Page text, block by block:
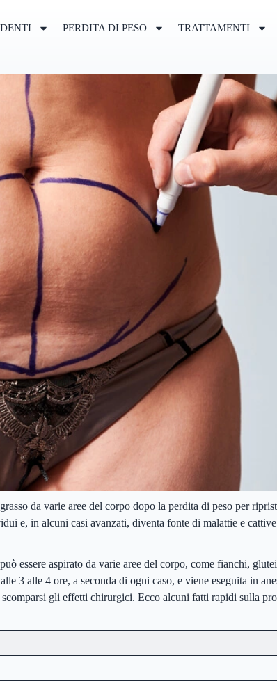
DENTI PERDITA DI PESO TRATTAMENTI
da varie aree del corpo dopo la perdita di peso per
e, in alcuni casi avanzati, diventa fonte di malattie e
essere aspirato da varie aree del corpo, come fianchi,
3 alle 4 ore, a seconda di ogni caso, e viene eseguita in
gli effetti chirurgici. Ecco alcuni fatti rapidi sulla